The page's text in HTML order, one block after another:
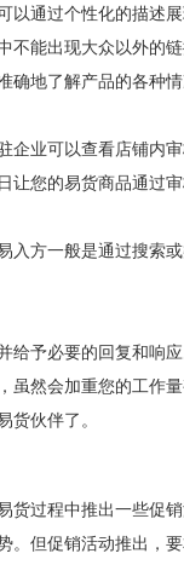
以通过个性化的描述
不能出现大众以外的
确地了解产品的各种情
企业可以查看店铺内
让您的易货商品通过审
入方一般是通过搜索
给予必要的回复和响
虽然会加重您的工作
货伙伴了。
货过程中推出一些促
。但促销活动推出，